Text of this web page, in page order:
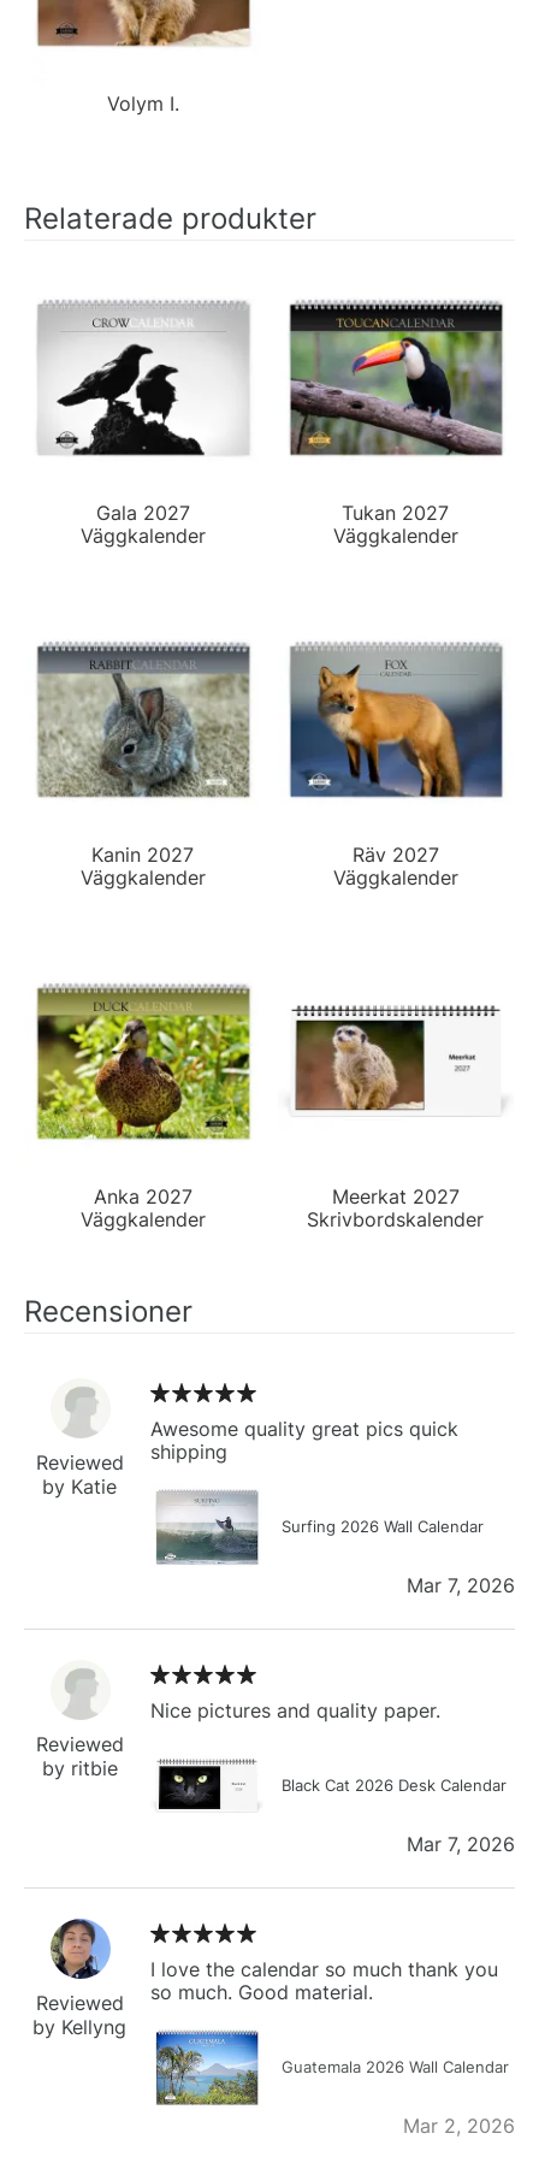
Volym I.
Relaterade produkter
Gala 2027
Väggkalender
Tukan 2027
Väggkalender
Kanin 2027
Väggkalender
Räv 2027
Väggkalender
Anka 2027
Väggkalender
Meerkat 2027
Skrivbordskalender
Recensioner
Reviewed
by Katie
Awesome quality great pics quick
shipping
Surfing 2026 Wall Calendar
Mar 7, 2026
Reviewed
by ritbie
Nice pictures and quality paper.
Black Cat 2026 Desk Calendar
Mar 7, 2026
Reviewed
by Kellyng
I love the calendar so much thank you
so much. Good material.
Guatemala 2026 Wall Calendar
Mar 2, 2026